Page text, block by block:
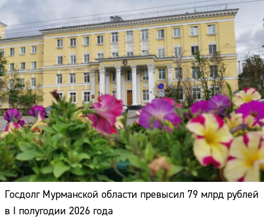
Госдолг Мурманской области превысил 79 млрд рублей
в I полугодии 2026 года